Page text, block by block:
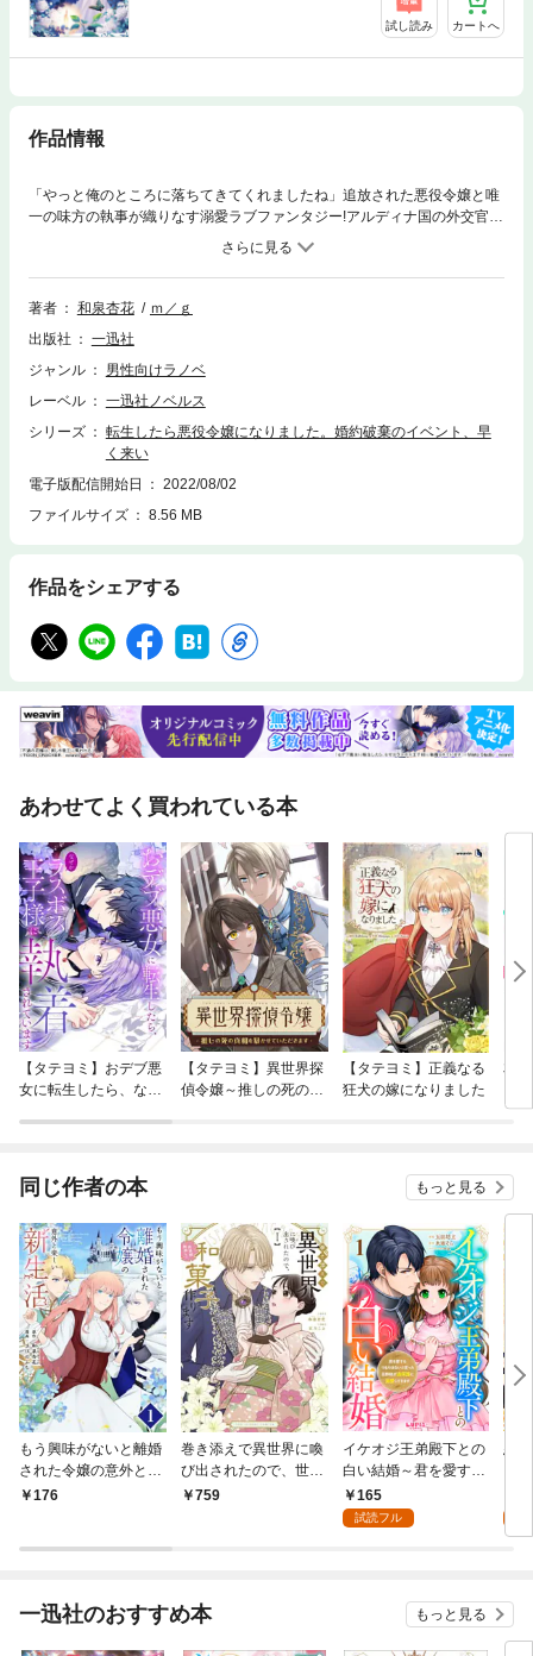
試し読み カートへ
作品情報
「やっと俺のところに落ちてきてくれましたね」追放された悪役令嬢と唯
一の味方の執事が織りなす溺愛ラブファンタジー!アルディナ国の外交官と
して働くリウム。ゲームの悪役令嬢に転生していることに気づいてからと
いうもの、婚約破棄される日を待ち焦がれていた。すべては不遇な環境に
置かれながらも、唯一味方でいてくれた執事フィロへ想いを告げるため。
そうして迎えた断罪の日。シナリオ通り国から追放されたリウムは、フィ
迎えたはずのゲームが放っておいてくれなくて――!?WEB版のその後の物
語も書き下ろしで収録!※電子版はショートストーリー『特別編 変わって
著者 和泉杏花
ｍ／ｇ
出版社
一迅社
ジャンル
男性向けラノベ
レーベル
一迅社ノベルス
シリーズ
転生したら悪役令嬢になりました。婚約破棄のイベント、早
く来い
電子版配信開始日
2022/08/02
ファイルサイズ
8.56 MB
作品をシェアする
あわせてよく買われている本
【タテヨミ】おデブ悪
女に転生したら、なぜ
【タテヨミ】異世界探
偵令嬢～推しの死の真
【タテヨミ】正義なる
狂犬の嫁になりました
友
同じ作者の本 もっと見る
もう興味がないと離婚
された令嬢の意外と楽
しい新生活【単話】
176
巻き添えで異世界に喚
び出されたので、世界
観無視して和菓子作り
759
イケオジ王弟殿下との
白い結婚～君を愛する
つもりはないと言った
旦那様が過保護に溺愛
165
試読フル
悪
る
（
一迅社のおすすめ本 もっと見る